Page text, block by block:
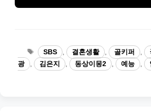
태
그
SBS 결혼생활 골키퍼
광
김은지 동상이몽2 예능